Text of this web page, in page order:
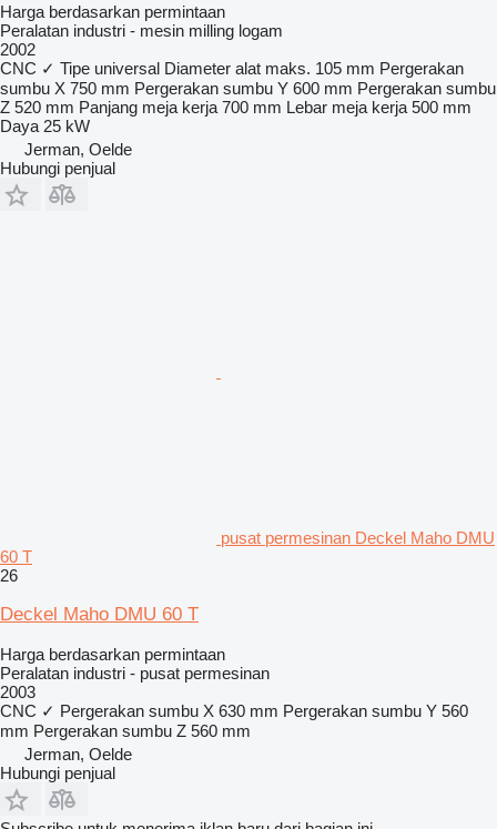
Harga berdasarkan permintaan
Peralatan industri - mesin milling logam
2002
CNC ✓ Tipe universal Diameter alat maks. 105 mm Pergerakan
sumbu X 750 mm Pergerakan sumbu Y 600 mm Pergerakan sumbu
Z 520 mm Panjang meja kerja 700 mm Lebar meja kerja 500 mm
Daya 25 kW
Jerman, Oelde
Hubungi penjual
pusat permesinan Deckel Maho DMU
60 T
26
Deckel Maho DMU 60 T
Harga berdasarkan permintaan
Peralatan industri - pusat permesinan
2003
CNC ✓ Pergerakan sumbu X 630 mm Pergerakan sumbu Y 560
mm Pergerakan sumbu Z 560 mm
Jerman, Oelde
Hubungi penjual